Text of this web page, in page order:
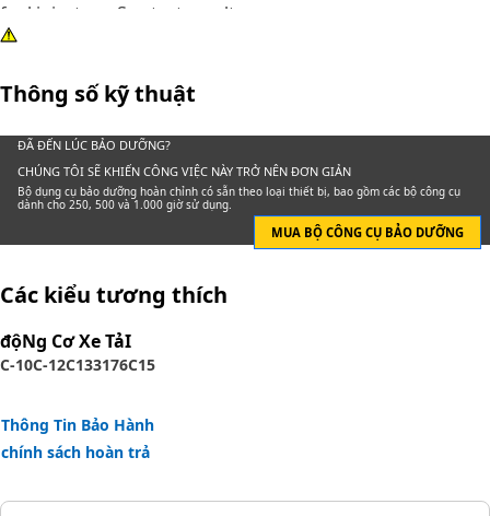
fuel injectors. See test results.
burn, which is why it's critical to protect your injectors by
Manufactured in our own facilities, we control the quality
of the parts you need to keep your equipment performing
at optimum levels.
This results in more uptime and lower repair costs for your
Attributes:
Unique filter media provides unsurpassed protection.
dirt holding capability
Nylon center tube prevents metal contamination
Thông số kỹ thuật
ĐÃ ĐẾN LÚC BẢO DƯỠNG?
CHÚNG TÔI SẼ KHIẾN CÔNG VIỆC NÀY TRỞ NÊN ĐƠN GIẢN
Bộ dụng cụ bảo dưỡng hoàn chỉnh có sẵn theo loại thiết bị, bao gồm các bộ công cụ
dành cho 250, 500 và 1.000 giờ sử dụng.
MUA BỘ CÔNG CỤ BẢO DƯỠNG
Các kiểu tương thích
độNg Cơ Xe TảI
C-10C-12C133176C15
Thông Tin Bảo Hành
chính sách hoàn trả